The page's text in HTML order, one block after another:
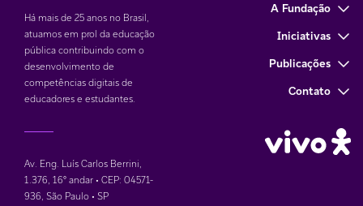
Há mais de 25 anos no Brasil,
atuamos em prol da educação
pública contribuindo com o
desenvolvimento de
competências digitais de
educadores e estudantes.
Av. Eng. Luís Carlos Berrini,
1.376 16° andar • CEP: 04571-
936 São Paulo • SP
A Fundação
Iniciativas
Publicações
Contato